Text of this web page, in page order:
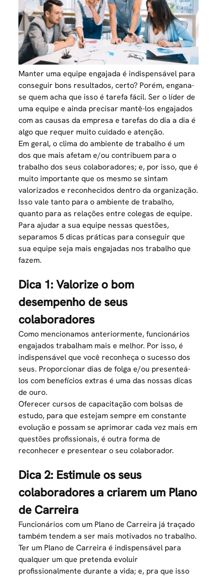
Manter uma equipe engajada é indispensável para
conseguir bons resultados, certo? Porém, engana-
se quem acha que isso é tarefa fácil. Ser o líder de
uma equipe e ainda precisar mantê-los engajados
com as causas da empresa e tarefas do dia a dia é
algo que requer muito cuidado e atenção.
Em geral, o clima do ambiente de trabalho é um
dos que mais afetam e/ou contribuem para o
trabalho dos seus colaboradores; e, por isso, que é
muito importante que os mesmo se sintam
valorizados e reconhecidos dentro da organização.
Isso vale tanto para o ambiente de trabalho,
quanto para as relações entre colegas de equipe.
Para ajudar a sua equipe nessas questões,
separamos 5 dicas práticas para conseguir que
sua equipe seja mais engajadas nos trabalho que
fazem.
Dica 1: Valorize o bom
desempenho de seus
colaboradores
Como mencionamos anteriormente, funcionários
engajados trabalham mais e melhor. Por isso, é
indispensável que você reconheça o sucesso dos
seus. Proporcionar dias de folga e/ou presenteá-
los com benefícios extras é uma das nossas dicas
de ouro.
Oferecer cursos de capacitação com bolsas de
estudo, para que estejam sempre em constante
evolução e possam se aprimorar cada vez mais em
questões profissionais, é outra forma de
reconhecer e presentear o seu colaborador.
Dica 2: Estimule os seus
colaboradores a criarem um Plano
de Carreira
Funcionários com um Plano de Carreira já traçado
também tendem a ser mais motivados no trabalho.
Ter um Plano de Carreira é indispensável para
qualquer um que pretenda evoluir
profissionalmente durante a vida; e, pra que isso